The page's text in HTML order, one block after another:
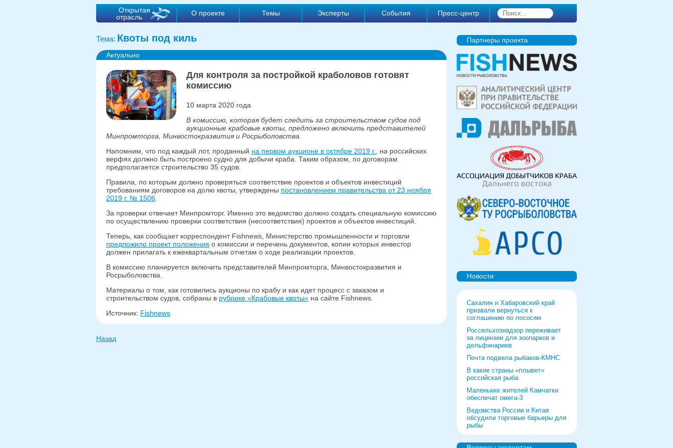
Открытая
отрасль
О проекте Темы Эксперты События Пресс-центр
Тема: Квоты под киль
Актуально
Для контроля за постройкой краболовов готовят
комиссию
10 марта 2020 года
В комиссию, которая будет следить за строительством судов под
аукционные крабовые квоты, предложено включить представителей
Минпромторга, Минвостокразвития и Росрыболовства.
Напомним, что под каждый лот, проданный на первом аукционе в октябре 2019 г.
, на российских
верфях должно быть построено судно для добычи краба. Таким образом, по договорам
предполагается строительство 35 судов.
Правила, по которым должно проверяться соответствие проектов и объектов инвестиций
требованиям договоров на долю квоты, утверждены постановлением правительства от 23 ноября
2019 г. № 1506
За проверки отвечает Минпромторг. Именно это ведомство должно создать специальную комиссию
по осуществлению проверки соответствия (несоответствия) проектов и объектов инвестиций.
Теперь, как сообщает корреспондент Fishnews, Министерство промышленности и торговли
предложило проект положения о комиссии и перечень документов, копии которых инвестор
должен прилагать к ежеквартальным отчетам о ходе реализации проектов.
В комиссию планируется включить представителей Минпромторга, Минвостокразвития и
Росрыболовства.
Материалы о том, как готовились аукционы по крабу и как идет процесс с заказом и
строительством судов, собраны в рубрике «Крабовые квоты» на сайте Fishnews.
Источник: Fishnews
Назад
Партнеры проекта
Новости
Сахалин и Хабаровский край
призвали вернуться к
соглашению по лососям
Россельхознадзор переживает
за лицензии для зоопарков и
дельфинариев
Почта подвела рыбаков-КМНС
В какие страны «плывет»
российская рыба
Маленьких жителей Камчатки
обеспечат омега-3
Ведомства России и Китая
обсудили торговые барьеры для
рыбы
форуму и выставке в Питере